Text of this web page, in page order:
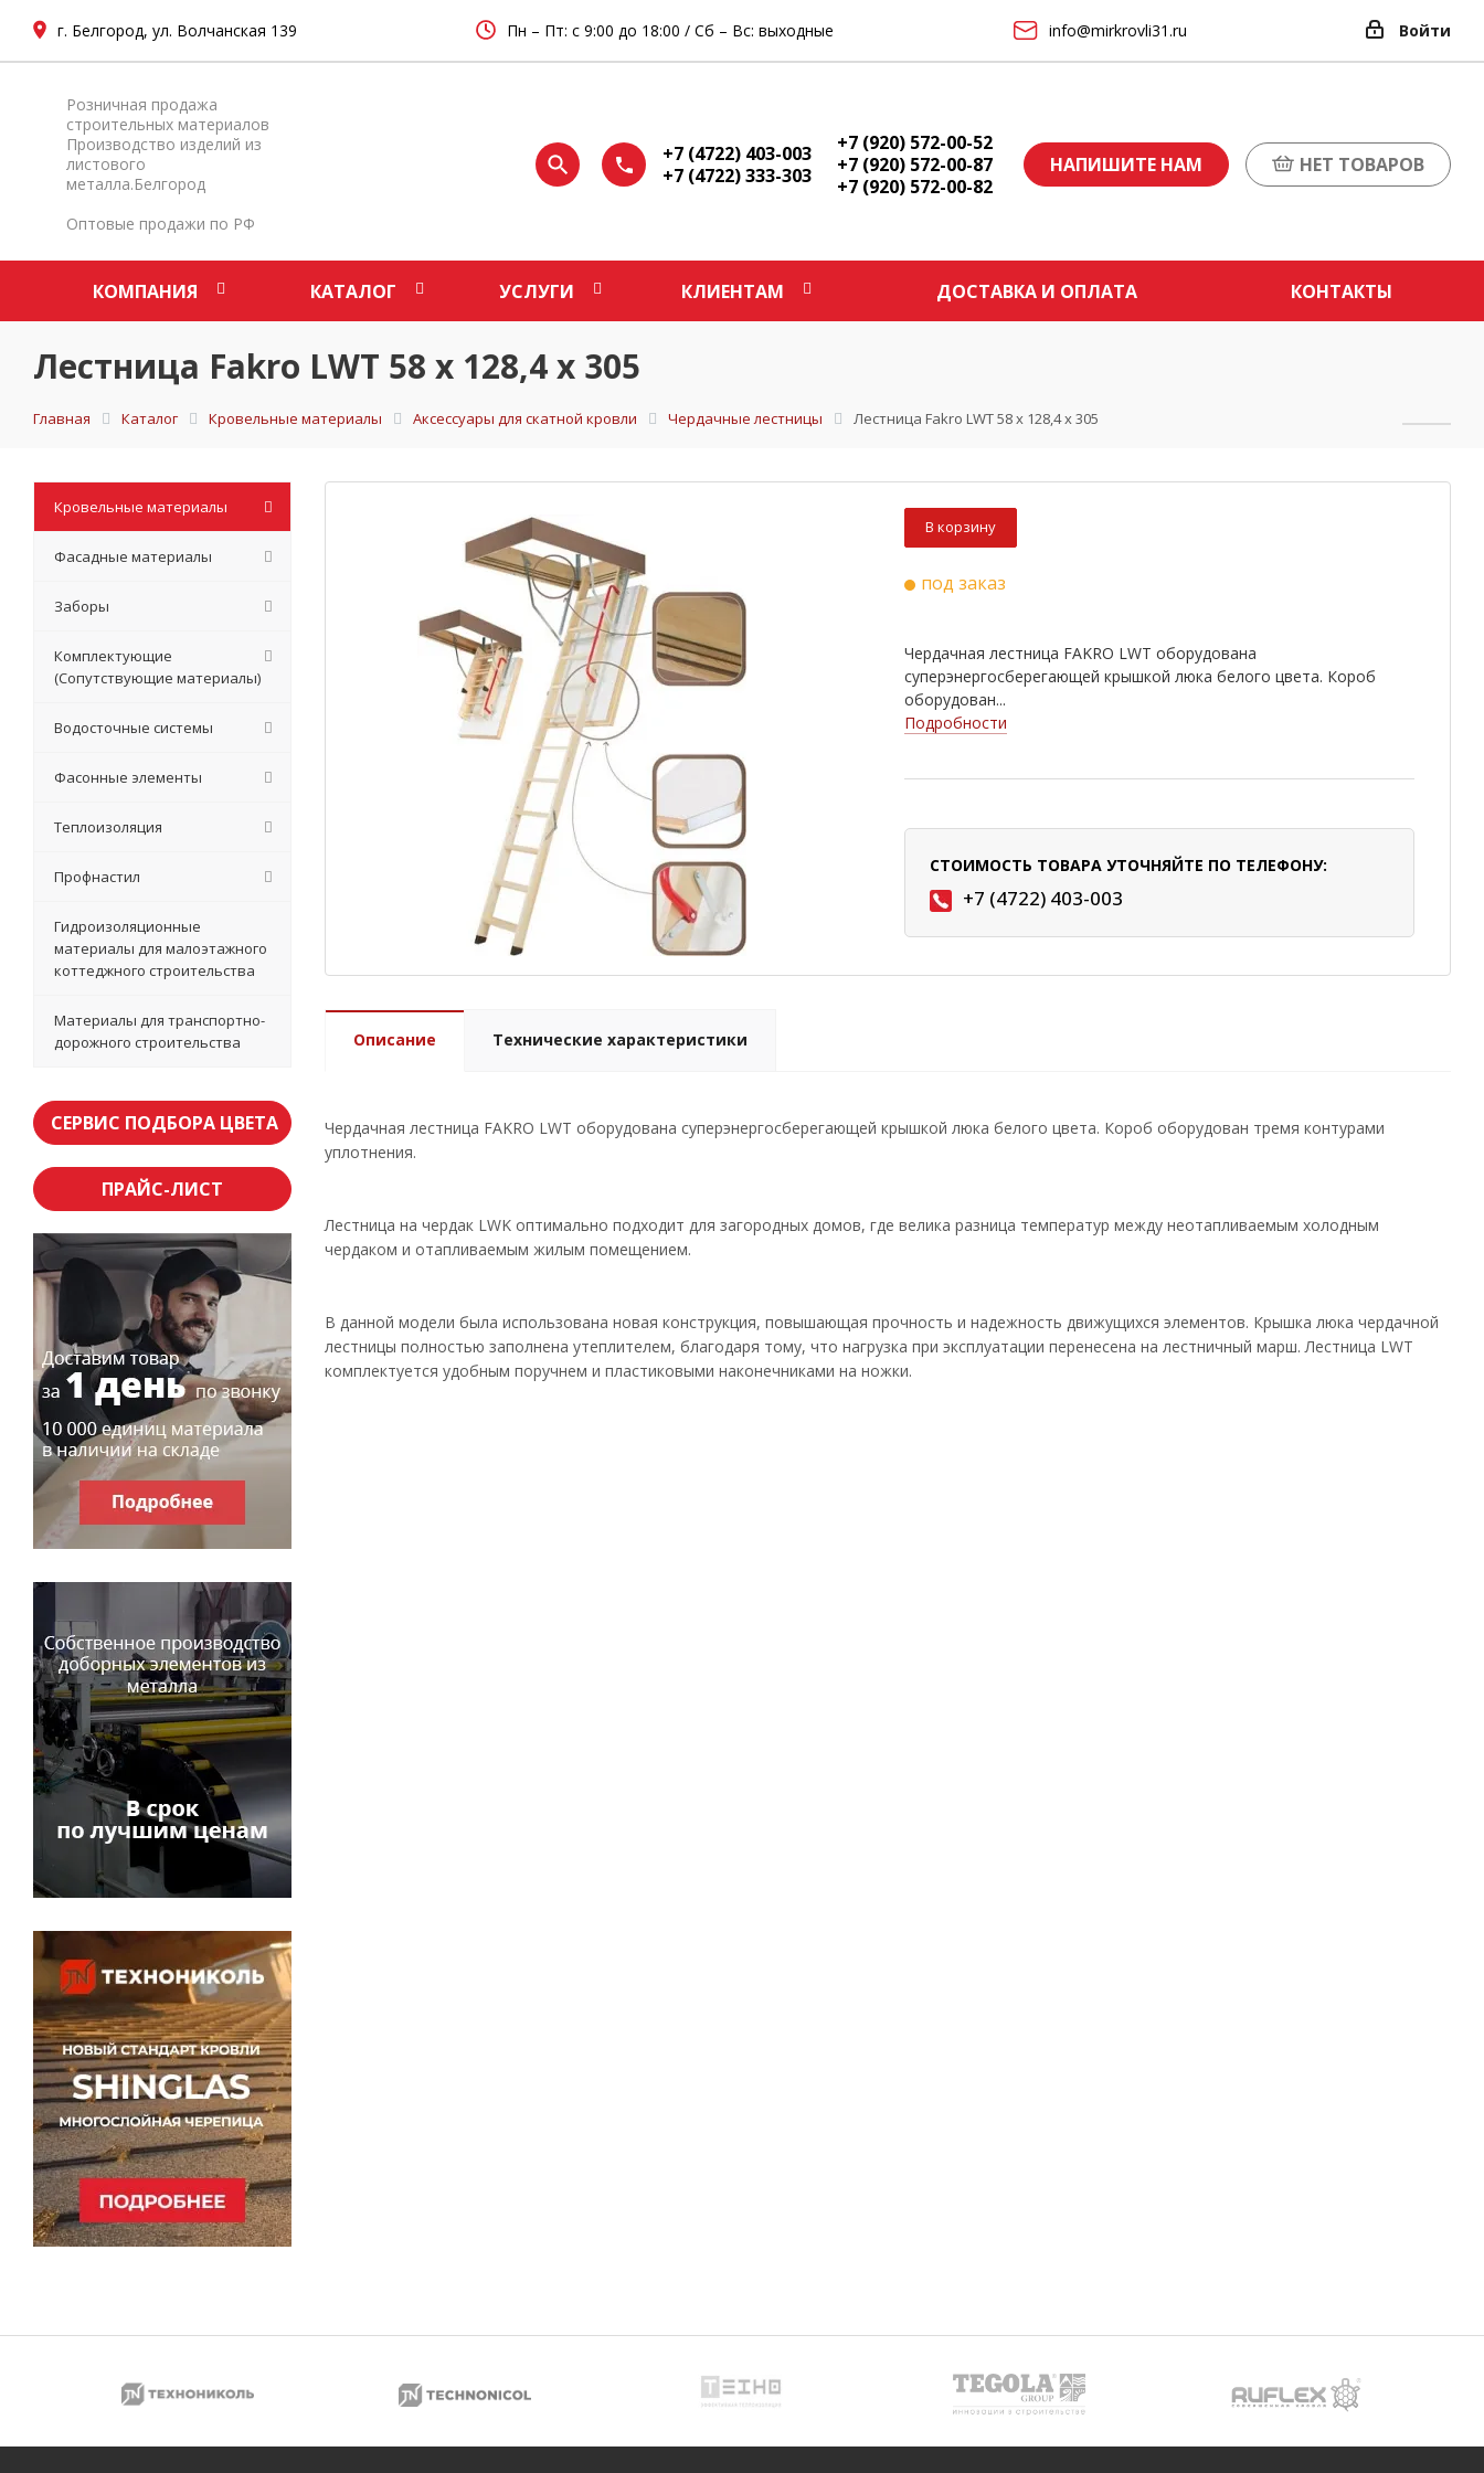
г. Белгород, ул. Волчанская 139 Пн – Пт: с 9:00 до 18:00 / Сб – Вс: выходные info@mirkrovli31.ru Войти
Розничная продажа
строительных материалов
Производство изделий из
листового
металла.Белгород
Оптовые продажи по РФ
+7 (4722) 403-003
+7 (4722) 333-303
+7 (920) 572-00-52
+7 (920) 572-00-87
+7 (920) 572-00-82
НАПИШИТЕ НАМ НЕТ ТОВАРОВ
КОМПАНИЯ КАТАЛОГ УСЛУГИ КЛИЕНТАМ ДОСТАВКА И ОПЛАТА КОНТАКТЫ
Лестница Fakro LWT 58 х 128,4 х 305
Главная Каталог Кровельные материалы Аксессуары для скатной кровли Чердачные лестницы Лестница Fakro LWT 58 х 128,4 х 305
В корзину
под заказ
Чердачная лестница FAKRO LWT оборудована
суперэнергосберегающей крышкой люка белого цвета. Короб
оборудован...
Подробности
СТОИМОСТЬ ТОВАРА УТОЧНЯЙТЕ ПО ТЕЛЕФОНУ:
+7 (4722) 403-003
Описание Технические характеристики
Чердачная лестница FAKRO LWT оборудована суперэнергосберегающей крышкой люка белого цвета. Короб оборудован тремя контурами
уплотнения.
Лестница на чердак LWK оптимально подходит для загородных домов, где велика разница температур между неотапливаемым холодным
чердаком и отапливаемым жилым помещением.
В данной модели была использована новая конструкция, повышающая прочность и надежность движущихся элементов. Крышка люка чердачной
лестницы полностью заполнена утеплителем, благодаря тому, что нагрузка при эксплуатации перенесена на лестничный марш. Лестница LWT
комплектуется удобным поручнем и пластиковыми наконечниками на ножки.
Кровельные материалы
Фасадные материалы
Заборы
Комплектующие
(Сопутствующие материалы)
Водосточные системы
Фасонные элементы
Теплоизоляция
Профнастил
Гидроизоляционные
материалы для малоэтажного
коттеджного строительства
Материалы для транспортно-
дорожного строительства
СЕРВИС ПОДБОРА ЦВЕТА
ПРАЙС-ЛИСТ